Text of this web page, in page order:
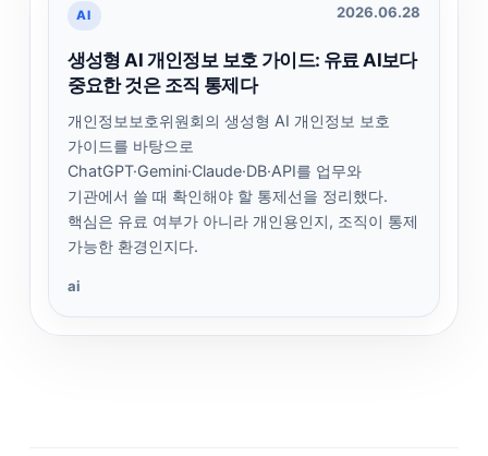
AI 2026.06.28
생성형 AI 개인정보 보호 가이드: 유료 AI보다
중요한 것은 조직 통제다
개인정보보호위원회의 생성형 AI 개인정보 보호
가이드를 바탕으로
ChatGPT·Gemini·Claude·DB·API를 업무와
기관에서 쓸 때 확인해야 할 통제선을 정리했다.
핵심은 유료 여부가 아니라 개인용인지, 조직이 통제
가능한 환경인지다.
ai